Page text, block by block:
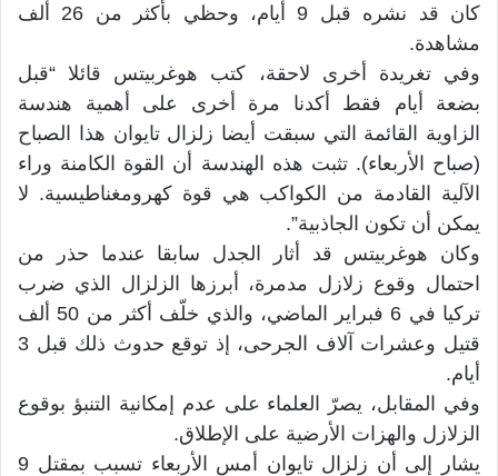
كان قد نشره قبل 9 أيام، وحظي بأكثر من 26 ألف
مشاهدة.
وفي تغريدة أخرى لاحقة، كتب هوغربيتس قائلا “قبل
بضعة أيام فقط أكدنا مرة أخرى على أهمية هندسة
الزاوية القائمة التي سبقت أيضا زلزال تايوان هذا الصباح
(صباح الأربعاء). تثبت هذه الهندسة أن القوة الكامنة وراء
الآلية القادمة من الكواكب هي قوة كهرومغناطيسية. لا
يمكن أن تكون الجاذبية”.
وكان هوغربيتس قد أثار الجدل سابقا عندما حذر من
احتمال وقوع زلازل مدمرة، أبرزها الزلزال الذي ضرب
تركيا في 6 فبراير الماضي، والذي خلّف أكثر من 50 ألف
قتيل وعشرات آلاف الجرحى، إذ توقع حدوث ذلك قبل 3
أيام.
وفي المقابل، يصرّ العلماء على عدم إمكانية التنبؤ بوقوع
الزلازل والهزات الأرضية على الإطلاق.
يشار إلى أن زلزال تايوان أمس الأربعاء تسبب بمقتل 9